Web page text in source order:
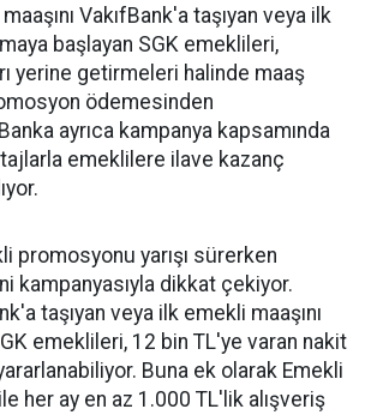
VakıfBank'a taşıyan veya ilk
başlayan SGK emeklileri,
yerine getirmeleri halinde maaş
ödemesinden
ayrıca kampanya kapsamında
emeklilere ilave kazanç
promosyonu yarışı sürerken
kampanyasıyla dikkat çekiyor.
taşıyan veya ilk emekli maaşını
emeklileri, 12 bin TL'ye varan nakit
Buna ek olarak Emekli
her ay en az 1.000 TL'lik alışveriş